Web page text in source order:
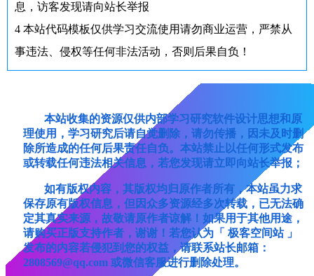
息，访客发现请向站长举报
4 本站代码模板仅供学习交流使用请勿商业运营，严禁从
事违法、侵权等任何非法活动，否则后果自负！
本站收集的资源仅供内部学习研究软件设计思想和原
理使用，学习研究后请自觉删除，请勿传播，因未及时删
除所造成的任何后果责任自负。本站禁止以任何形式发布
或转载任何违法相关信息，若您发现请立即向站长举报；
如有版权内容，其版权均归原作者所有，本站虽力求
保存原有版权信息，但因众多资源经多次转载，已无法确
定其真实来源，故敬请原作者谅解！如果用于其他用途，
请购买正版支持作者，谢谢！若您认为「 极客空间站 」
发布的内容若侵犯到您的权益，请联系站长邮箱：
2808569@qq.com 或微信客服进行删除处理。